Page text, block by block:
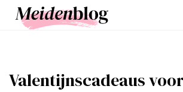
Valentijnscadeaus